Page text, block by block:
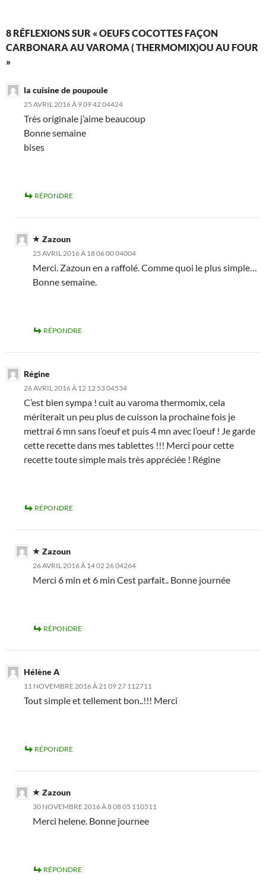
8 RÉFLEXIONS SUR « OEUFS COCOTTES FAÇON
CARBONARA AU VAROMA ( THERMOMIX)OU AU FOUR
»
la cuisine de poupoule
25 AVRIL 2016 À 9 09 42 04424
Très originale j’aime beaucoup
Bonne semaine
bises
RÉPONDRE
Zazoun
25 AVRIL 2016 À 18 06 00 04004
Merci. Zazoun en a raffolé. Comme quoi le plus simple…
Bonne semaine.
RÉPONDRE
Régine
26 AVRIL 2016 À 12 12 53 04534
C’est bien sympa ! cuit au varoma thermomix, cela
mériterait un peu plus de cuisson la prochaine fois je
mettrai 6 mn sans l’oeuf et puis 4 mn avec l’oeuf ! Je garde
cette recette dans mes tablettes !!! Merci pour cette
recette toute simple mais très appréciée ! Régine
RÉPONDRE
Zazoun
26 AVRIL 2016 À 14 02 26 04264
Merci 6 min et 6 min Cest parfait.. Bonne journée
RÉPONDRE
Hélène A
11 NOVEMBRE 2016 À 21 09 27 112711
Tout simple et tellement bon..!!! Merci
RÉPONDRE
Zazoun
30 NOVEMBRE 2016 À 8 08 05 110511
Merci helene. Bonne journee
RÉPONDRE